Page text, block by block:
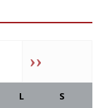
››
L S